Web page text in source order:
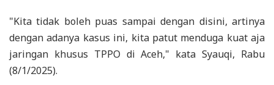
"Kita tidak boleh puas sampai dengan disini, artinya
dengan adanya kasus ini, kita patut menduga kuat aja
jaringan khusus TPPO di Aceh," kata Syauqi, Rabu
(8/1/2025).